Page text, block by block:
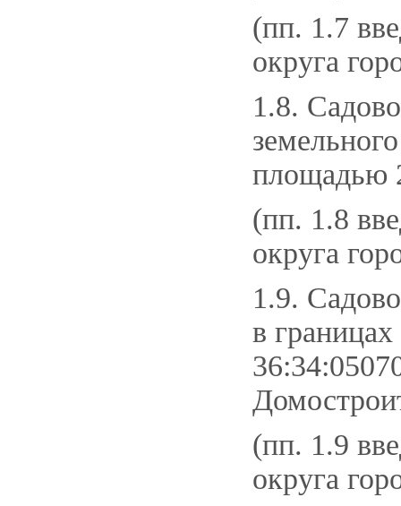
(пп. 1.7
округа
1.8.
площадью
(пп. 1.8
округа
1.9.
в
(пп. 1.9
округа